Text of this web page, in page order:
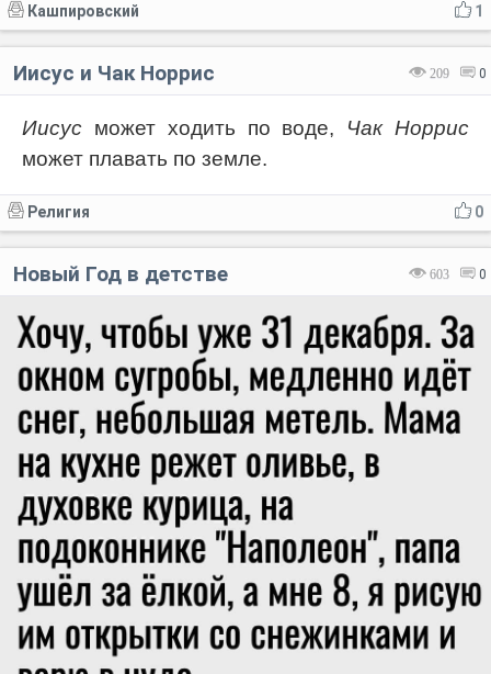
1
Кашпировский
209 0
Иисус и Чак Норрис
Иисус может ходить по воде, Чак Норрис
может плавать по земле.
0
Религия
603 0
Новый Год в детстве